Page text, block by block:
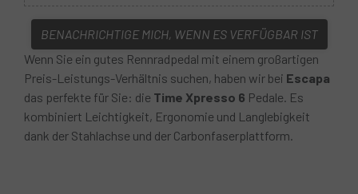
BENACHRICHTIGE MICH, WENN ES VERFÜGBAR IST
Wenn Sie ein gutes Rennradpedal mit einem großartigen
Preis-Leistungs-Verhältnis suchen, haben wir bei Escapa
das perfekte für Sie: die Time Xpresso 6 Pedale. Es
kombiniert Leichtigkeit, Ergonomie und Langlebigkeit
dank der Stahlachse und der Carbonfaserplattform.